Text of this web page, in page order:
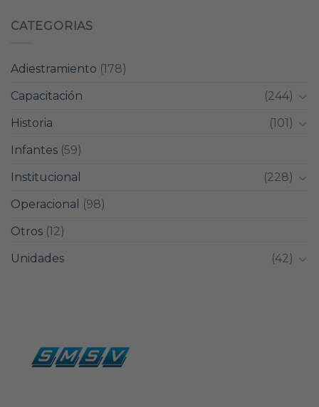
CATEGORIAS
Adiestramiento (178)
Capacitación
(244)
Historia
(101)
Infantes (59)
Institucional
(228)
Operacional
(98)
Otros (12)
Unidades
(42)